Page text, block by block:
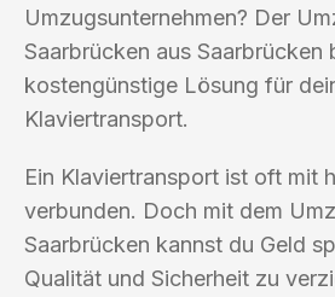
Umzugsunternehmen? Der
Saarbrücken aus Saarbrücken
kostengünstige Lösung für
Klaviertransport.
Ein Klaviertransport ist oft mit
verbunden. Doch mit dem
Saarbrücken kannst du Geld
Qualität und Sicherheit zu